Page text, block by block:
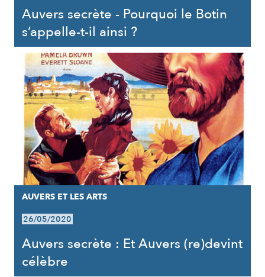
Auvers secrète - Pourquoi le Botin
s’appelle-t-il ainsi ?
AUVERS ET LES ARTS
26/05/2020
Auvers secrète : Et Auvers (re)devint
célèbre